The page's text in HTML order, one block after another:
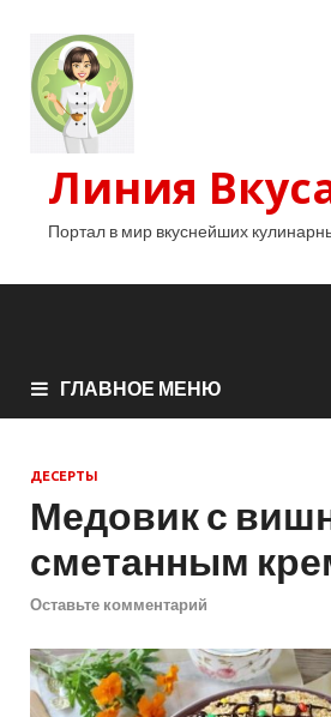
Линия
Портал в мир вкуснейших
ГЛАВНОЕ МЕНЮ
ДЕСЕРТЫ
Медовик с
сметанным
Оставьте комментарий